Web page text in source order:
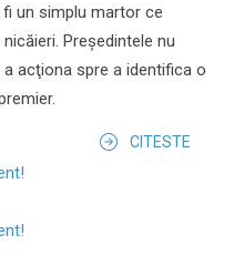
un simplu martor ce
Preşedintele nu
acţiona spre a identifica o
CITESTE